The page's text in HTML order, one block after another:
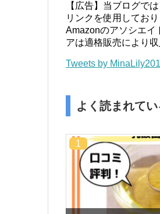
【広告】当ブログで
リンクを使用しており
Amazonのアソシエイ
アは適格販売により収
Tweets by MinaLily201
よく読まれて